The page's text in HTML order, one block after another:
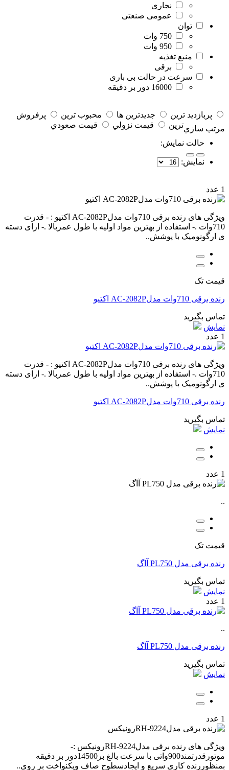
نجاری
عمومی صنعتی
توان
منبع تغذیه
برقی
سرعت در حالت بی باری
پربازديد ترين جديدترين ها محبوب ترين
پرفروش
ترين
قيمت نزولي قيمت صعودي
مرتب سازي
حالت نمايش:
نمايش:
1 عدد
ویژگی های رنده برقی 710وات مدلAC-2082P اکتیو : - قدرت
710وات .- استفاده از بهترین مواد اولیه با طول عمربالا .- ارای دسته
ی ارگونومیک با پوشش..
قیمت تک
رنده برقی 710وات مدلAC-2082P اکتیو
تماس بگیرید
نمایش
1 عدد
ویژگی های رنده برقی 710وات مدلAC-2082P اکتیو : - قدرت
710وات .- استفاده از بهترین مواد اولیه با طول عمربالا .- ارای دسته
ی ارگونومیک با پوشش..
رنده برقی 710وات مدلAC-2082P اکتیو
تماس بگیرید
نمایش
1 عدد
..
قیمت تک
رنده برقی مدل PL750 آاگ
تماس بگیرید
نمایش
1 عدد
..
رنده برقی مدل PL750 آاگ
تماس بگیرید
نمایش
1 عدد
ویژگی های رنده برقی مدلRH-9224رونیکس :-
موتورقدرتمند900واتی با سرعت بالغ بر14500دور بر دقیقه
بمنظوررنده کاری سریع و ایجادسطوح صاف ویکنواخت بر روی..